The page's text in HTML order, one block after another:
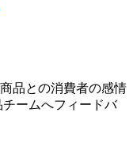
品との消費者の感情
ームへフィードバ